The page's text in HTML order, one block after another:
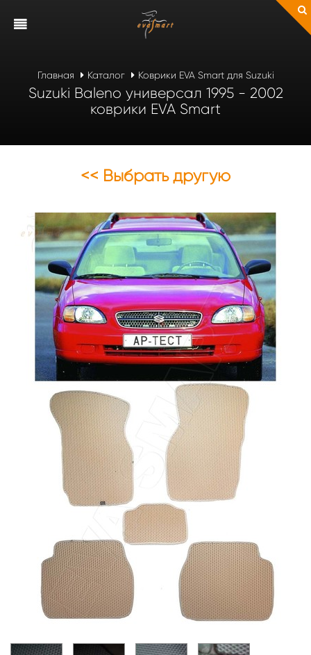
Главная Каталог Коврики EVA Smart для Suzuki
Suzuki Baleno универсал 1995 - 2002
коврики EVA Smart
<< Выбрать другую